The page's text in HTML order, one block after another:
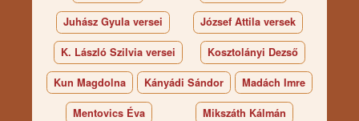
Juhász Gyula versei József Attila versek
K. László Szilvia versei Kosztolányi Dezső
Kun Magdolna Kányádi Sándor Madách Imre
Mentovics Éva Mikszáth Kálmán